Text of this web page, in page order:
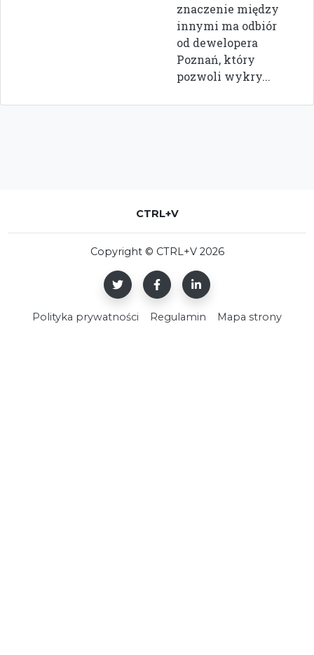
znaczenie między
innymi ma odbiór
od dewelopera
Poznań, który
pozwoli wykry...
CTRL+V
Copyright © CTRL+V 2026
Polityka prywatności Regulamin Mapa strony